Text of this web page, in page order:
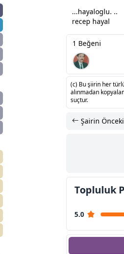
...hayaloglu. ..
recep hayal
1 Beğeni
(c) Bu şiirin her
alınmadan
suçtur.
Şairin
Topluluk
5.0